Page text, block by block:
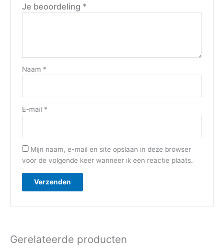
Je beoordeling *
Naam *
E-mail *
Mijn naam, e-mail en site opslaan in deze browser
voor de volgende keer wanneer ik een reactie plaats.
Gerelateerde producten